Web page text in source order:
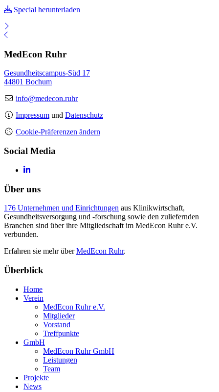
Special herunterladen
MedEcon Ruhr
Gesundheitscampus-Süd 17
44801 Bochum
info@medecon.ruhr
Impressum und Datenschutz
Cookie-Präferenzen ändern
Social Media
Über uns
176 Unternehmen und Einrichtungen aus Klinikwirtschaft,
Gesundheitsversorgung und -forschung sowie den zuliefernden
Branchen sind über ihre Mitgliedschaft im MedEcon Ruhr e.V.
verbunden.
Erfahren sie mehr überMedEcon Ruhr.
Überblick
Home
Verein
MedEcon Ruhr e.V.
Mitglieder
Vorstand
Treffpunkte
GmbH
MedEcon Ruhr GmbH
Leistungen
Team
Projekte
News